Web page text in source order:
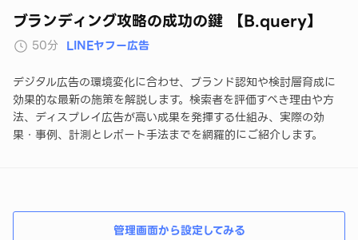
ブランディング攻略の成功の鍵 【B.query】
50分 LINEヤフー広告
デジタル広告の環境変化に合わせ、ブランド認知や検討層育成に
効果的な最新の施策を解説します。検索者を評価すべき理由や方
法、ディスプレイ広告が高い成果を発揮する仕組み、実際の効
果・事例、計測とレポート手法までを網羅的にご紹介します。
管理画面から設定してみる